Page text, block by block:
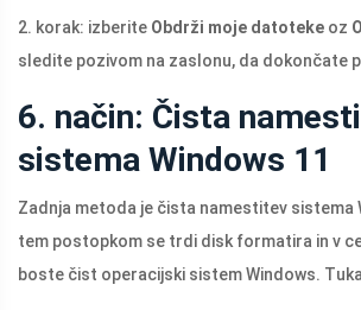
2. korak: izberite Obdrži moje datoteke oz
sledite pozivom na zaslonu, da dokončate
6. način: Čista
sistema Windows 11
Zadnja metoda je čista namestitev sistema
tem postopkom se trdi disk formatira in v
boste čist operacijski sistem Windows.